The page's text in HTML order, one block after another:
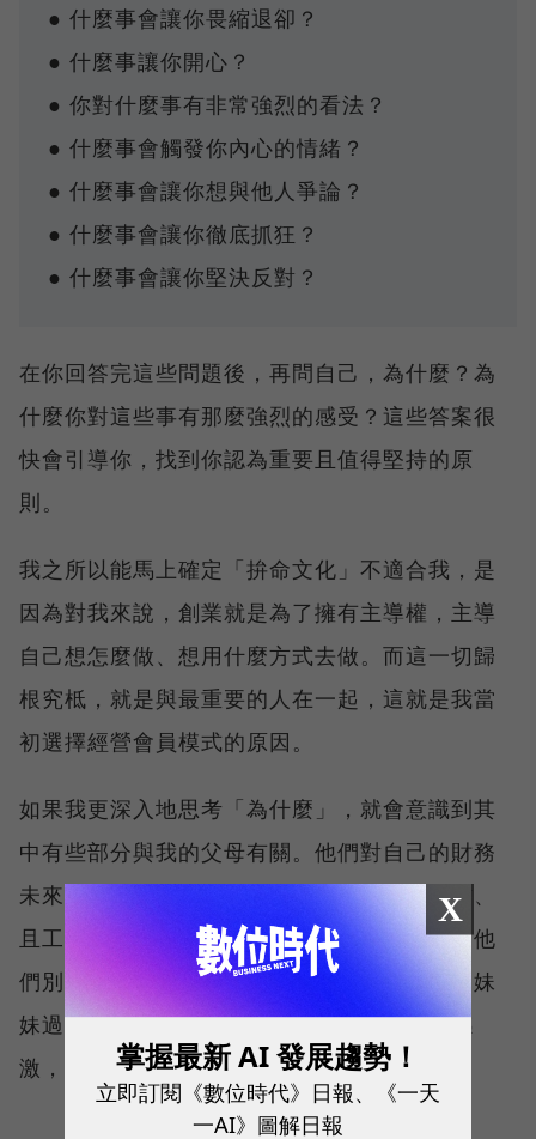
● 什麼事會讓你畏縮退卻？
● 什麼事讓你開心？
● 你對什麼事有非常強烈的看法？
● 什麼事會觸發你內心的情緒？
● 什麼事會讓你想與他人爭論？
● 什麼事會讓你徹底抓狂？
● 什麼事會讓你堅決反對？
在你回答完這些問題後，再問自己，為什麼？為
什麼你對這些事有那麼強烈的感受？這些答案很
快會引導你，找到你認為重要且值得堅持的原
則。
我之所以能馬上確定「拚命文化」不適合我，是
因為對我來說，創業就是為了擁有主導權，主導
自己想怎麼做、想用什麼方式去做。而這一切歸
根究柢，就是與最重要的人在一起，這就是我當
初選擇經營會員模式的原因。
如果我更深入地思考「為什麼」，就會意識到其
中有些部分與我的父母有關。他們對自己的財務
未來沒有太多主導權，只能從事不喜歡的工作、
且工時很長，必須犧牲許多希望和夢想，因為他
們別無選擇。但他們的最終目標，就是讓我和妹
妹過著無須煩惱的生活，這一點我永遠心懷感
激，也希望用我選擇的生活來回報這份付出。
X
掌握最新 AI 發展趨勢！
立即訂閱《數位時代》日報、《一天
一AI》圖解日報